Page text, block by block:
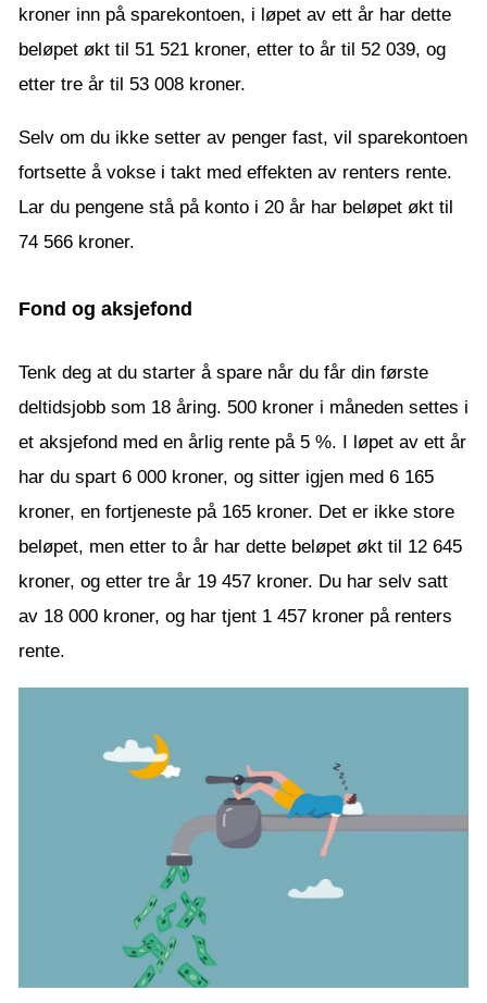
kroner inn på sparekontoen, i løpet av ett år har dette
beløpet økt til 51 521 kroner, etter to år til 52 039, og
etter tre år til 53 008 kroner.
Selv om du ikke setter av penger fast, vil sparekontoen
fortsette å vokse i takt med effekten av renters rente.
Lar du pengene stå på konto i 20 år har beløpet økt til
74 566 kroner.
Fond og aksjefond
Tenk deg at du starter å spare når du får din første
deltidsjobb som 18 åring. 500 kroner i måneden settes i
et aksjefond med en årlig rente på 5 %. I løpet av ett år
har du spart 6 000 kroner, og sitter igjen med 6 165
kroner, en fortjeneste på 165 kroner. Det er ikke store
beløpet, men etter to år har dette beløpet økt til 12 645
kroner, og etter tre år 19 457 kroner. Du har selv satt
av 18 000 kroner, og har tjent 1 457 kroner på renters
rente.